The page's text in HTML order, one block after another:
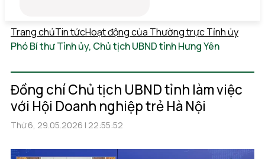
Trang chủTin tứcHoạt động của Thường trực Tỉnh ủy
Phó Bí thư Tỉnh ủy, Chủ tịch UBND tỉnh Hưng Yên
Đồng chí Chủ tịch UBND tỉnh làm việc
với Hội Doanh nghiệp trẻ Hà Nội
Thứ 6, 29.05.2026 | 22:55:52